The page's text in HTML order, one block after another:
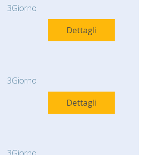
3Giorno
Dettagli
3Giorno
Dettagli